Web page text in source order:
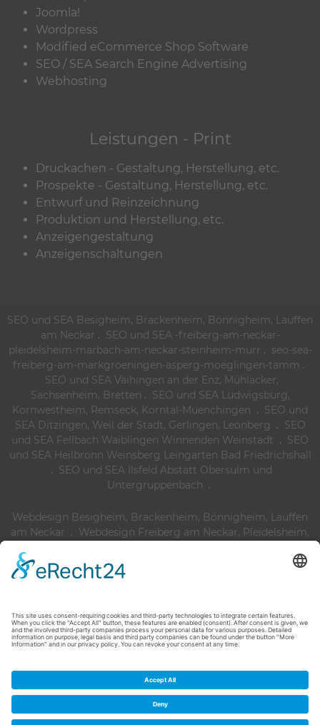
Joomla!
Wordpress
Modified eCommerce Shop Software
SEO / SEA Search Engine Advertising
Webhosting
Leistungen - Print
Druckachen - Gestaltung, Herstellung, etc.
Prospekte - Gestaltung, Herstellung, etc.
Entwurf und Reinzeichnung
Produktion und Herstellung, etc.
Anzeigengestaltung
Anzeigenschaltungen
SEO und SEA Besigheim, Brackenheim, Bönnigheim, Lauffen
am Neckar . SEO und SEA -freiberg-am-neckar-
pleidelsheim-marbach-am-neckar-steinheim-murr . seo-sea-
freiberg-am-markgroeningen-asperg-moeglingen-tamm .
SEO und SEA Vaihingen an der Enz, Mühlacker,
Sachsenheim, Bretten . SEO und SEA Ludwigsburg,
Kornwestheim, Remseck, Korntal-Muenchingen . SEO und
SEA Ditzingen, Weil der Stadt, Gerlingen, Leonberg . SEO
und SEA Fellbach Waiblingen Winnenden Weinstadt . SEO
und SEA Heilbronn Weinsberg Leingarten Bad Friedrichshall
. SEO und SEA Ilsfeld Abstatt Obersulm und
Untergruppenbach .
Webdesign Besigheim, Brackenheim, Bönnigheim, Lauffen
am Neckar . Webdesign Freiberg am Neckar, Pleidelsheim,
Asperg, Moeglingen, Markgroeningen
Webdesign Agentur,
Vaihingen an der Enz Mühlacker, Sachsenheim, Bretten
im Dorf Gerlingen, Leonberg.Webdesign Agentur, Fellbach
Waiblingen Winnenden Weinstadt.Webdesign Agentur
Heilbronn Weinsberg Leingarten Bad Friedrichshall
Untergruppenbach
Suchmaschinenoptimierung Heilbronn.